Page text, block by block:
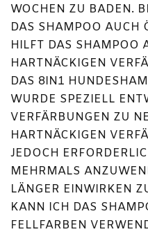
WOCHEN ZU BADEN.
DAS SHAMPOO AUCH
HILFT DAS SHAMPOO
HARTNÄCKIGEN
DAS 8IN1
WURDE SPEZIELL
VERFÄRBUNGEN ZU
HARTNÄCKIGEN
JEDOCH
MEHRMALS
LÄNGER EINWIRKEN
KANN ICH DAS
FELLFARBEN